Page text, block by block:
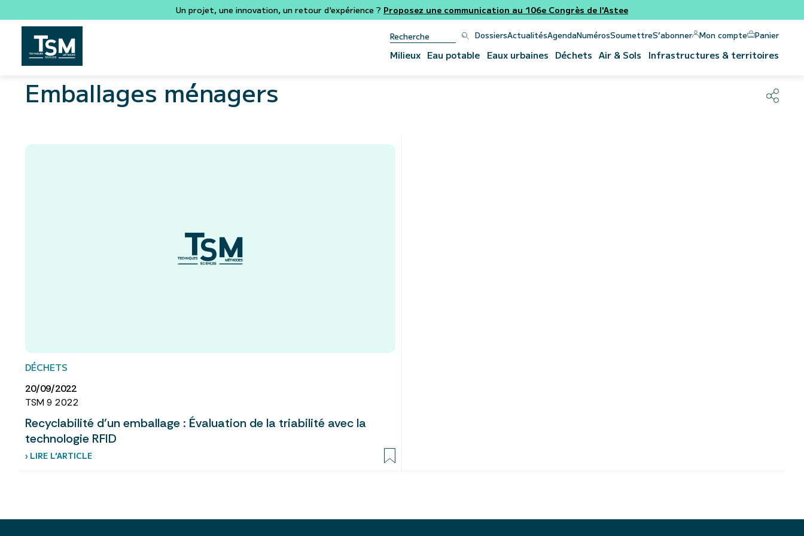
Un projet, une innovation, un retour d'expérience ? Proposez une communication au 106e Congrès de l'Astee
DossiersActualitésAgendaNumérosSoumettreS’abonner Mon compte Panier
Milieux Eau potable Eaux urbaines Déchets Air & Sols Infrastructures & territoires
Emballages ménagers
DÉCHETS
20/09/2022
TSM 9 2022
Recyclabilité d’un emballage : Évaluation de la triabilité avec la
technologie RFID
› LIRE L’ARTICLE